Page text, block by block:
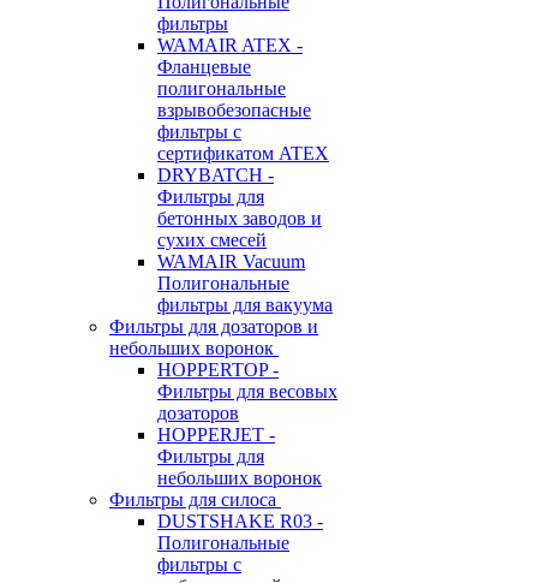
фильтры
WAMAIR ATEX -
Фланцевые
полигональные
взрывобезопасные
фильтры с
сертификатом ATEX
DRYBATCH -
Фильтры для
бетонных заводов и
сухих смесей
WAMAIR Vacuum
Полигональные
фильтры для вакуума
Фильтры для дозаторов и
небольших воронок
HOPPERTOP -
Фильтры для весовых
дозаторов
HOPPERJET -
Фильтры для
небольших воронок
Фильтры для силоса
DUSTSHAKE R03 -
Полигональные
фильтры с